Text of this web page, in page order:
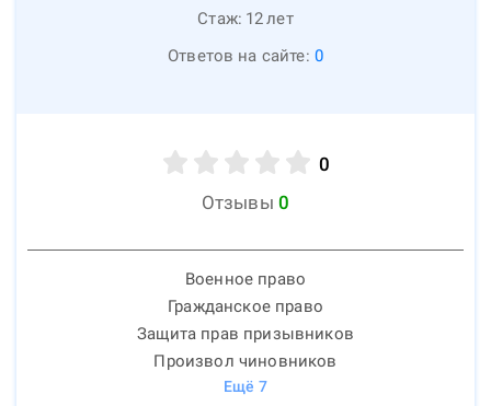
Стаж: 12лет
Ответов на сайте: 0
0
Отзывы 0
Военное право
Гражданское право
Защита прав призывников
Произвол чиновников
Ещё 7